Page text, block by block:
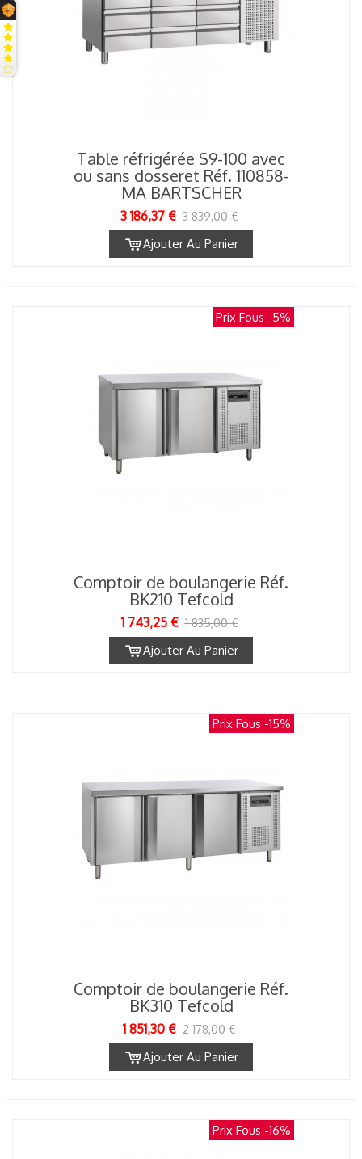
Table réfrigérée S9-100 avec
ou sans dosseret Réf. 110858-
MA BARTSCHER
3 186,37 € 3 839,00 €
Ajouter Au Panier
Prix Fous -5%
Comptoir de boulangerie Réf.
BK210 Tefcold
1 743,25 € 1 835,00 €
Ajouter Au Panier
Prix Fous -15%
Comptoir de boulangerie Réf.
BK310 Tefcold
1 851,30 € 2 178,00 €
Ajouter Au Panier
Prix Fous -16%